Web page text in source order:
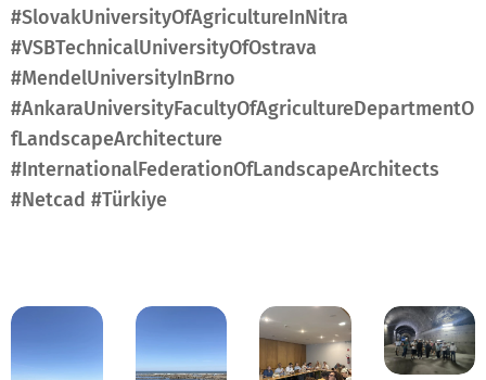
#SlovakUniversityOfAgricultureInNitra
#VSBTechnicalUniversityOfOstrava
#MendelUniversityInBrno
#AnkaraUniversityFacultyOfAgricultureDepartmentO
fLandscapeArchitecture
#InternationalFederationOfLandscapeArchitects
#Netcad #Türkiye